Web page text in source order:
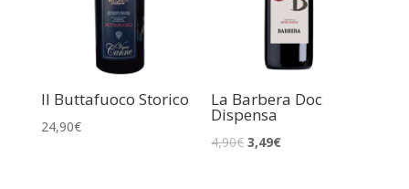
Il Buttafuoco Storico
24,90€
La Barbera Doc
Dispensa
4,90€ 3,49€